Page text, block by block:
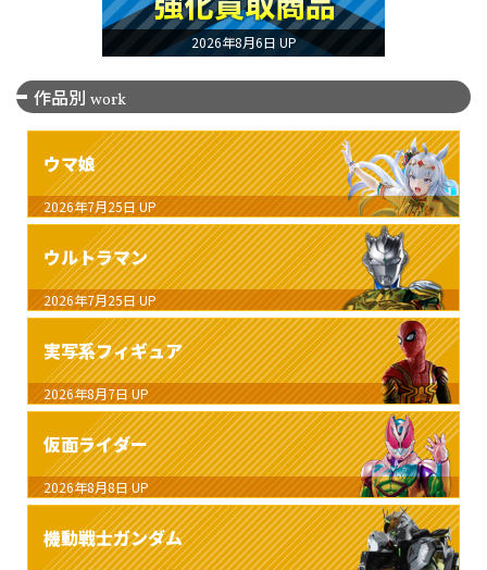
2026年8月6日 UP
作品別 work
ウマ娘
2026年7月25日 UP
ウルトラマン
2026年7月25日 UP
実写系フィギュア
2026年8月7日 UP
仮面ライダー
2026年8月8日 UP
機動戦士ガンダム